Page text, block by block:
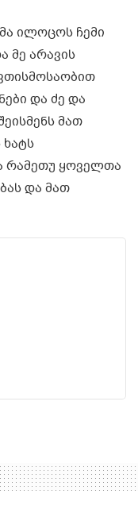
ილოცოს ჩემი
მე არავის
და ძე და
მათ
რამეთუ ყოველთა
და მათ